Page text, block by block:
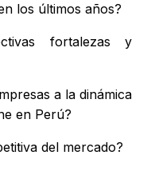
los últimos años?
fortalezas y
a la dinámica
en Perú?
del mercado?